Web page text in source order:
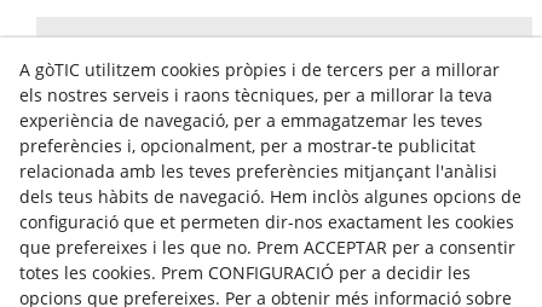
gòTIC Ajuntament de Tàrrega
Carrer del Segle XX, 2, 2on
25300Tàrrega(Lleida)
A gòTIC utilitzem cookies pròpies i de tercers per a millorar
els nostres serveis i raons tècniques, per a millorar la teva
experiència de navegació, per a emmagatzemar les teves
preferències i, opcionalment, per a mostrar-te publicitat
relacionada amb les teves preferències mitjançant l'anàlisi
dels teus hàbits de navegació. Hem inclòs algunes opcions de
configuració que et permeten dir-nos exactament les cookies
que prefereixes i les que no. Prem ACCEPTAR per a consentir
totes les cookies. Prem CONFIGURACIÓ per a decidir les
opcions que prefereixes. Per a obtenir més informació sobre